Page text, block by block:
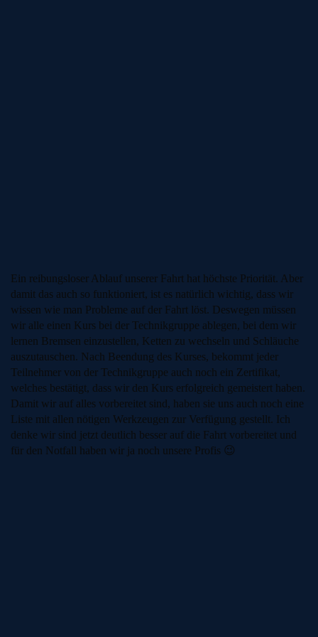
Ein reibungsloser Ablauf unserer Fahrt hat höchste Priorität. Aber
damit das auch so funktioniert, ist es natürlich wichtig, dass wir
wissen wie man Probleme auf der Fahrt löst. Deswegen müssen
wir alle einen Kurs bei der Technikgruppe ablegen, bei dem wir
lernen Bremsen einzustellen, Ketten zu wechseln und Schläuche
auszutauschen. Nach Beendung des Kurses, bekommt jeder
Teilnehmer von der Technikgruppe auch noch ein Zertifikat,
welches bestätigt, dass wir den Kurs erfolgreich gemeistert haben.
Damit wir auf alles vorbereitet sind, haben sie uns auch noch eine
Liste mit allen nötigen Werkzeugen zur Verfügung gestellt. Ich
denke wir sind jetzt deutlich besser auf die Fahrt vorbereitet und
für den Notfall haben wir ja noch unsere Profis 😉